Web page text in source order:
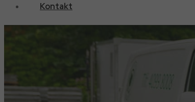
Kontakt